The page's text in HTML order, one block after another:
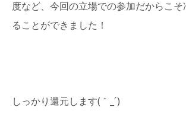
度など、今回の立場での参加だからこ
ることができました！
しっかり還元します(｀_´)ゞ